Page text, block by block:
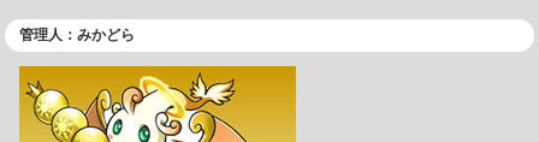
管理人：みかどら